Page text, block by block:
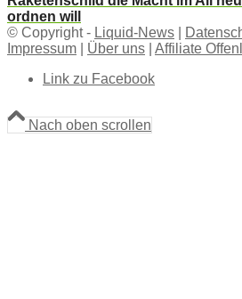
ordnen will
© Copyright - Liquid-News
Impressum
Über uns Affiliate
Link zu Facebook
Nach oben scrollen